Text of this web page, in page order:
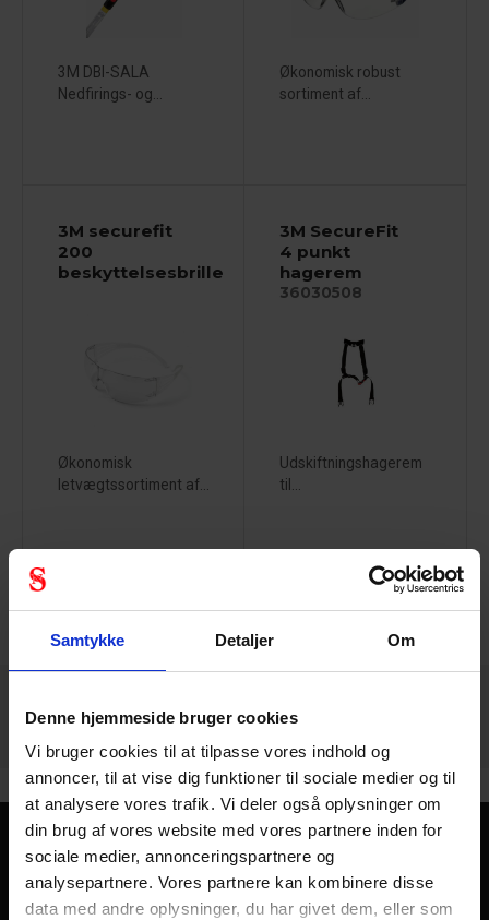
Samtykke Detaljer Om
Denne hjemmeside bruger cookies
Vi bruger cookies til at tilpasse vores indhold og
annoncer, til at vise dig funktioner til sociale medier og til
at analysere vores trafik. Vi deler også oplysninger om
din brug af vores website med vores partnere inden for
sociale medier, annonceringspartnere og
analysepartnere. Vores partnere kan kombinere disse
data med andre oplysninger, du har givet dem, eller som
3M DBI-SALA
Nedfirings- og...
Økonomisk robust
sortiment af...
3M securefit
200
beskyttelsesbrille
Økonomisk
letvægtssortiment af...
3M SecureFit
4 punkt
hagerem
36030508
Udskiftningshagerem
til...
Kom sikkert hjem - hver dag
Personlig sikkerhed handler kort sagt om at komme sikkert